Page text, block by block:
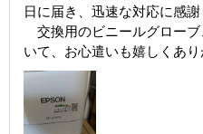
日に届き、迅速な対応に感謝
交換用のビニールグローブ
いて、お心遣いも嬉しくあ